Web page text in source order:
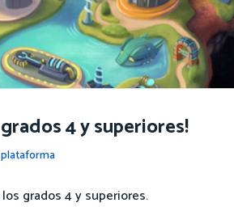
4 y superiores!
grados 4 y superiores.